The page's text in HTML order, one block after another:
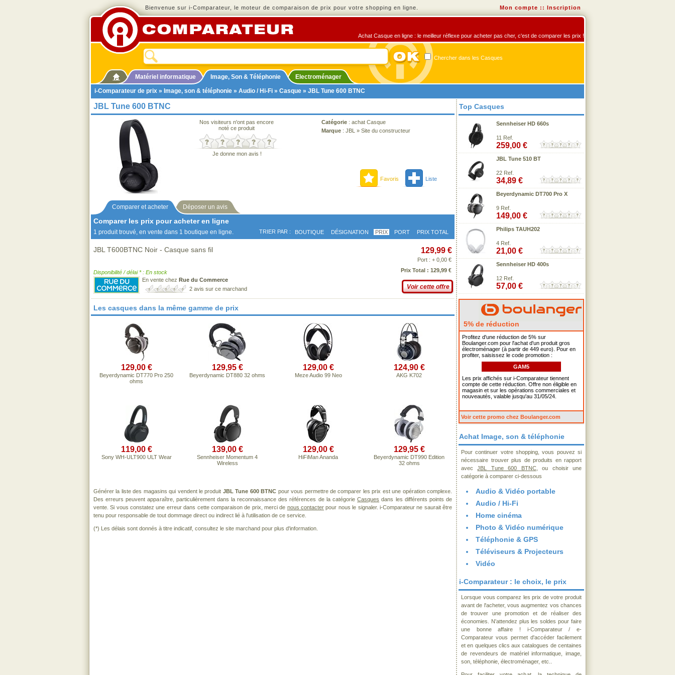
Bienvenue sur i-Comparateur, le moteur de comparaison de prix pour votre shopping en ligne. Mon compte :: Inscription
Achat Casque en ligne : le meilleur réflexe pour acheter pas cher, c'est de comparer les prix !
Chercher dans les Casques
Matériel informatique Image, Son & Téléphonie
Electroménager
i-Comparateur de prix » Image, son & téléphonie » Audio / Hi-Fi » Casque » JBL Tune 600 BTNC
JBL Tune 600 BTNC
Nos visiteurs n'ont pas encore
noté ce produit
Je donne mon avis !
Catégorie : achat Casque
Marque : JBL » Site du constructeur
Favoris Liste
Comparer et acheter Déposer un avis
Comparer les prix pour acheter en ligne
1 produit trouvé, en vente dans 1 boutique en ligne. TRIER PAR : BOUTIQUE DÉSIGNATION PRIX PORT PRIX TOTAL
JBL T600BTNC Noir - Casque sans fil
Disponibilité / délai * : En stock
En vente chez Rue du Commerce
2 avis sur ce marchand
129,99 €
Port : + 0,00 €
Prix Total : 129,99 €
Voir cette offre
Les casques dans la même gamme de prix
129,00 €
Beyerdynamic DT770 Pro 250
ohms
129,95 €
Beyerdynamic DT880 32 ohms
129,00 €
Meze Audio 99 Neo
124,90 €
AKG K702
119,00 €
Sony WH-ULT900 ULT Wear
139,00 €
Sennheiser Momentum 4
Wireless
129,00 €
HiFiMan Ananda
129,95 €
Beyerdynamic DT990 Edition
32 ohms
Générer la liste des magasins qui vendent le produit JBL Tune 600 BTNC pour vous permettre de comparer les prix est une opération complexe.
Des erreurs peuvent apparaître, particulièrement dans la reconnaissance des références de la catégorieCasques dans les différents points de
vente. Si vous constatez une erreur dans cette comparaison de prix, merci de nous contacter pour nous le signaler. i-Comparateur ne saurait être
tenu pour responsable de tout dommage direct ou indirect lié à l'utilisation de ce service.
(*) Les délais sont donnés à titre indicatif, consultez le site marchand pour plus d'information.
Top Casques
Sennheiser HD 660s
11 Ref.
259,00 €
JBL Tune 510 BT
22 Ref.
34,89 €
Beyerdynamic DT700 Pro X
9 Ref.
149,00 €
Philips TAUH202
4 Ref.
21,00 €
Sennheiser HD 400s
12 Ref.
57,00 €
5% de réduction
Profitez d'une réduction de 5% sur
Boulanger.com pour l'achat d'un produit gros
électroménager (à partir de 449 euro). Pour en
profiter, saisissez le code promotion :
GAM5
Les prix affichés sur i-Comparateur tiennent
compte de cette réduction. Offre non éligible en
magasin et sur les opérations commerciales et
nouveautés, valable jusqu'au 31/05/24.
Voir cette promo chez Boulanger.com
Achat Image, son & téléphonie
Pour continuer votre shopping, vous pouvez si
nécessaire trouver plus de produits en rapport
avecJBL Tune 600 BTNC, ou choisir une
catégorie à comparer ci-dessous
Audio & Vidéo portable
Audio / Hi-Fi
Home cinéma
Photo & Vidéo numérique
Téléphonie & GPS
Téléviseurs & Projecteurs
Vidéo
i-Comparateur : le choix, le prix
Lorsque vous comparez les prix de votre produit
avant de l'acheter, vous augmentez vos chances
de trouver une promotion et de réaliser des
économies. N'attendez plus les soldes pour faire
une bonne affaire ! i-Comparateur / e-
Comparateur vous permet d'accéder facilement
et en quelques clics aux catalogues de centaines
de revendeurs de matériel informatique, image,
son, téléphonie, électroménager, etc..